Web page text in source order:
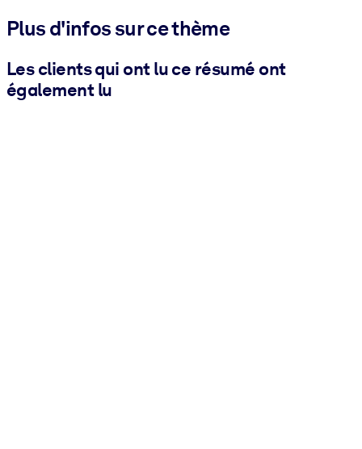
Plus d'infos sur ce thème
Les clients qui ont lu ce résumé ont
également lu